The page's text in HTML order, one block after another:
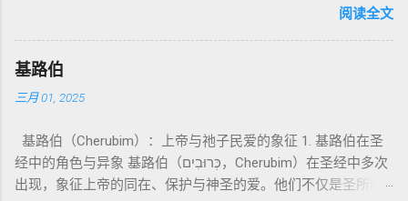
观 ：以诺将“巨人之灵”为游行污灵的渊源学解释，补给了新约
驱魔叙事背后的“灵界词库”（可1、路8；亦参弗6:12“执政掌
权”）。 阴间与审判意象 ：Sheol 的分区、册卷与火刑等图像，
：以诺传统对压迫者的“祸哉”，与 雅各书 对不义富者的警告
（雅5）形成呼应。 ...
权 代表 受托 执行 神 旨意 的 人（ 如 摩西） 出 7: 1 神 的 代言
人（ divine proxy） 6. 强调 威严 复数 形式 强调 尊贵 超自然 的
显现 撒 上 28: 13 灵界 显现 或 尊称（ majestic plural） 三、
每一 类 的 代表 经文 解读 1. 真神 的 独 一 性（ 创世 记 1: 1） “
בְּרֵאשִׁית בָּרָא אֱלֹהִים...” “ 起初， 神（ Elohim） 创造 天地。” 尽
语法 结构 显示 这 是在 强调 一位 ...
的曾祖父——的名义写成，包含大量关于天使、堕落、审判和弥
行，神将他取去，他就不在世了。” 这一神秘的记载激发了后世
关于以诺与神的关系、天国奥秘的丰富想象。《以诺书》便是
这种想象的结晶。 📖《以诺书》的主要内容 《以诺书》并非一
之书》（1 Enoch 1-36） 讲述堕落天使（守望者，Watchers）
如何违背神的命令，与人类女子结合，生下巨人（Nephilim）。
这些天使教授人类各种知识，如金属锻造、药草使用和占星
阅读全文
基路伯
三月 01, 2025
基路伯（Cherubim）：上帝与祂子民爱的象征 1. 基路伯在圣
经中的角色与异象 基路伯（כְּרוּבִים，Cherubim）在圣经中多次
出现，象征上帝的同在、保护与神圣的爱。他们不仅是圣所的